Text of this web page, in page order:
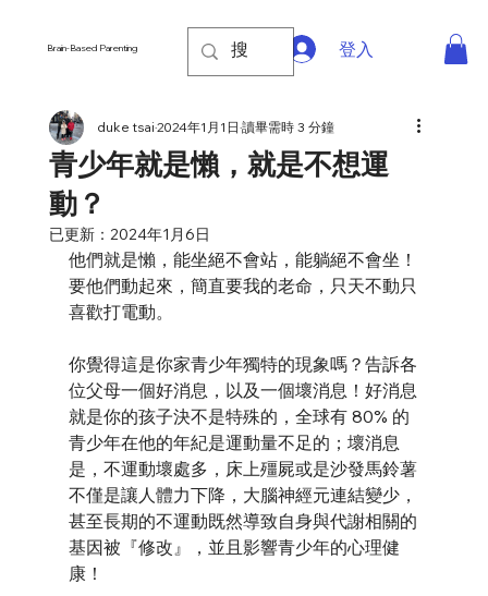
Brain-Based Parenting 登入
青少年就是懶，就是不想運
動？
duke tsai2024年1月1日 讀畢需時 3 分鐘
已更新： 2024年1月6日
他們就是懶，能坐絕不會站，能躺絕不會坐！
要他們動起來，簡直要我的老命，只天不動只
喜歡打電動。
你覺得這是你家青少年獨特的現象嗎？告訴各
位父母一個好消息，以及一個壞消息！好消息
就是你的孩子決不是特殊的，全球有 80% 的
青少年在他的年紀是運動量不足的；壞消息
是，不運動壞處多，床上殭屍或是沙發馬鈴薯
不僅是讓人體力下降，大腦神經元連結變少，
甚至長期的不運動既然導致自身與代謝相關的
基因被『修改』，並且影響青少年的心理健
康！